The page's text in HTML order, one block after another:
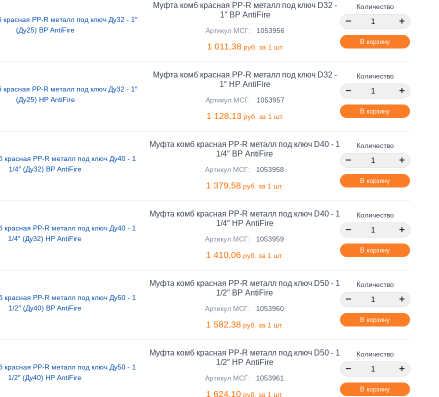
Муфта комб красная PP-R металл под ключ D32 -
1″ ВР AntiFire
Артикул МСГ: 1053956
1 011,38руб. за 1 шт.
Количество
− +
В корзину
Муфта комб красная PP-R металл под ключ D32 -
1″ НР AntiFire
Артикул МСГ: 1053957
1 128,13 руб. за 1 шт.
Количество
− +
В корзину
Муфта комб красная PP-R металл под ключ D40 - 1
1/4″ ВР AntiFire
Артикул МСГ: 1053958
1 379,58 руб. за 1 шт.
Количество
− +
В корзину
Муфта комб красная PP-R металл под ключ D40 - 1
1/4″ НР AntiFire
Артикул МСГ: 1053959
1 410,06 руб. за 1 шт.
Количество
− +
В корзину
Муфта комб красная PP-R металл под ключ D50 - 1
1/2″ ВР AntiFire
Артикул МСГ: 1053960
1 582,38 руб. за 1 шт.
Количество
− +
В корзину
Муфта комб красная PP-R металл под ключ D50 - 1
1/2″ НР AntiFire
Артикул МСГ: 1053961
1 624,10 руб. за 1 шт.
Количество
− +
В корзину